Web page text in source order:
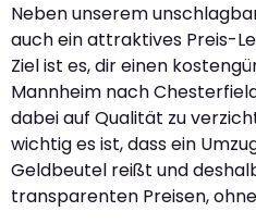
Neben unserem
auch ein attraktives Preis-
Ziel ist es, dir einen
Mannheim nach
dabei auf Qualität zu
wichtig es ist, dass ein
Geldbeutel reißt und
transparenten Preisen,